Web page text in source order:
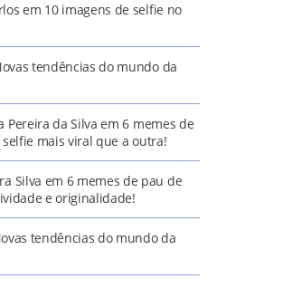
em 10 imagens de selfie no
tendências do mundo da
Pereira da Silva em6 memes de
selfie mais viral que a outra!
Silva em 6 memes de pau de
e originalidade!
tendências do mundo da